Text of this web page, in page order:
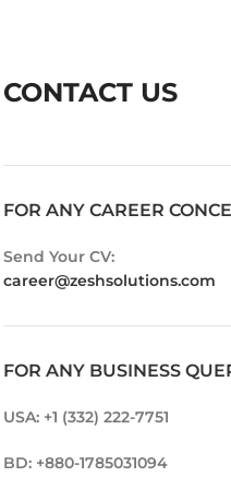
CONTACT US
FOR ANY CAREER
Send Your CV:
career@zeshsolutions.com
FOR ANY BUSINESS
USA: +1 (332) 222-7751
BD: +880-1785031094